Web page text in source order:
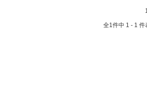
全1件中 1 - 1 件